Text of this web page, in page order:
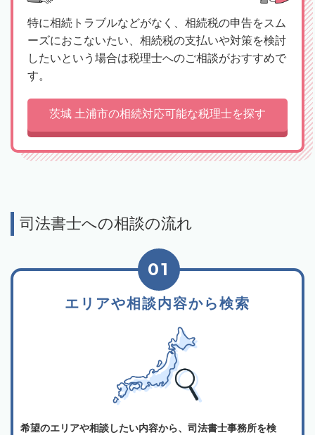
特に相続トラブルなどがなく、相続税の申告をスム
ーズにおこないたい、相続税の支払いや対策を検討
したいという場合は税理士へのご相談がおすすめで
す。
茨城 土浦市の相続対応可能な税理士を探す
司法書士への相談の流れ
エリアや相談内容から検索
01
希望のエリアや相談したい内容から、司法書士事務所を検